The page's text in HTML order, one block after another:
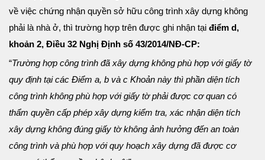
về việc chứng nhận quyền sở hữu công trình xây dựng không
phải là nhà ở, thì trường hợp trên được ghi nhận tại điểm d,
khoản 2, Điều 32 Nghị Định số 43/2014/NĐ-CP:
“Trường hợp công trình đã xây dựng không phù hợp với giấy tờ
quy định tại các Điểm a, b và c Khoản này thì phần diện tích
công trình không phù hợp với giấy tờ phải được cơ quan có
thẩm quyền cấp phép xây dựng kiểm tra, xác nhận diện tích
xây dựng không đúng giấy tờ không ảnh hưởng đến an toàn
công trình và phù hợp với quy hoạch xây dựng đã được cơ